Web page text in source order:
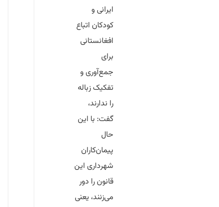
ایرانی و
کودکان اتباع
افغانستانی
برای
جمع‌آوری و
تفکیک زباله
را ندارند،
گفت: با این
حال
پیمان‌کاران
شهرداری این
قانون را دور
می‌زنند، یعنی